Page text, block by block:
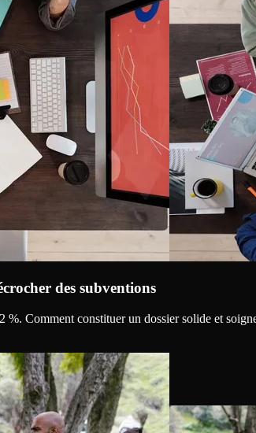
des subventions
%. Comment constituer un dossier solide et